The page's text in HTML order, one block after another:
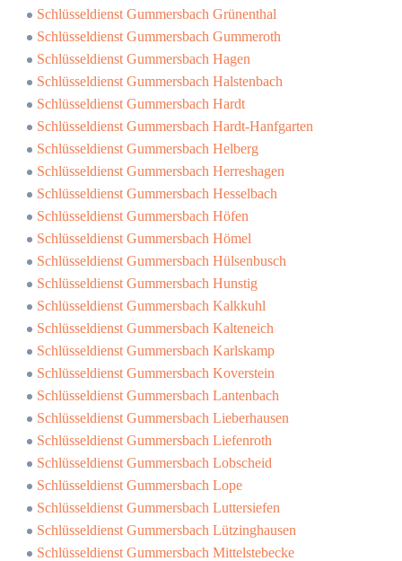
Schlüsseldienst Gummersbach Grünenthal
Schlüsseldienst Gummersbach Gummeroth
Schlüsseldienst Gummersbach Hagen
Schlüsseldienst Gummersbach Halstenbach
Schlüsseldienst Gummersbach Hardt
Schlüsseldienst Gummersbach Hardt-Hanfgarten
Schlüsseldienst Gummersbach Helberg
Schlüsseldienst Gummersbach Herreshagen
Schlüsseldienst Gummersbach Hesselbach
Schlüsseldienst Gummersbach Höfen
Schlüsseldienst Gummersbach Hömel
Schlüsseldienst Gummersbach Hülsenbusch
Schlüsseldienst Gummersbach Hunstig
Schlüsseldienst Gummersbach Kalkkuhl
Schlüsseldienst Gummersbach Kalteneich
Schlüsseldienst Gummersbach Karlskamp
Schlüsseldienst Gummersbach Koverstein
Schlüsseldienst Gummersbach Lantenbach
Schlüsseldienst Gummersbach Lieberhausen
Schlüsseldienst Gummersbach Liefenroth
Schlüsseldienst Gummersbach Lobscheid
Schlüsseldienst Gummersbach Lope
Schlüsseldienst Gummersbach Luttersiefen
Schlüsseldienst Gummersbach Lützinghausen
Schlüsseldienst Gummersbach Mittelstebecke